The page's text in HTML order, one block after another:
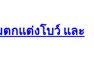
กแต่งโบว์ และ